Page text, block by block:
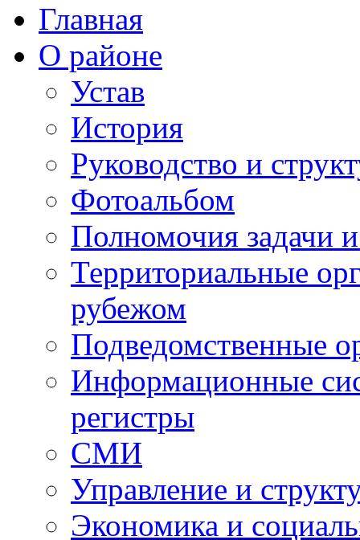
Главная
О районе
Устав
История
Руководство и
Фотоальбом
Полномочия задачи
Территориальные
рубежом
Подведомственные
Информационные
регистры
СМИ
Управление и
Экономика и